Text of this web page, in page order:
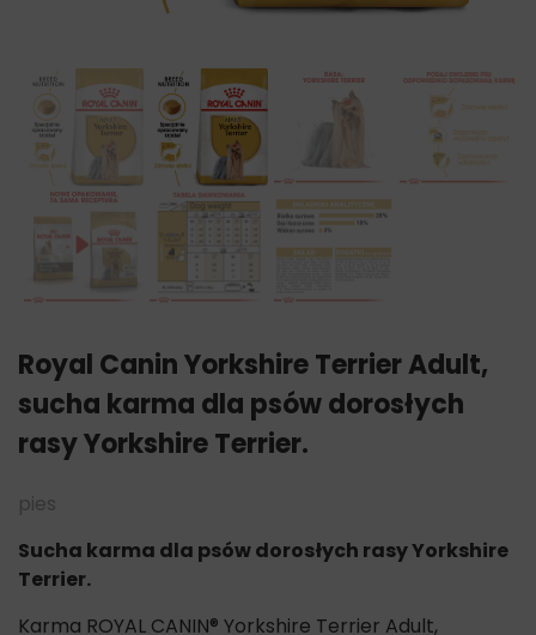
Royal Canin Yorkshire Terrier Adult,
sucha karma dla psów dorosłych
rasy Yorkshire Terrier.
pies
Sucha karma dla psów dorosłych rasy Yorkshire
Terrier.
Karma ROYAL CANIN® Yorkshire Terrier Adult,